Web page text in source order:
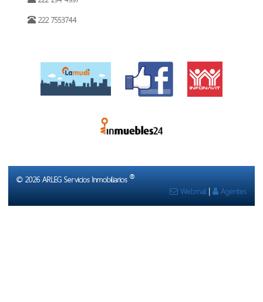
222 7553744
© 2026 ARLEG Servicios Inmobiliarios ®
Webmail Agentes